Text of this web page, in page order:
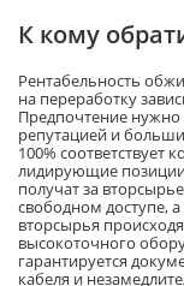
К кому
Рентабельность
на переработку
Предпочтение нужно
репутацией и
100% соответствует
лидирующие
получат за
свободном доступе,
вторсырья
высокоточного
гарантируется
кабеля и